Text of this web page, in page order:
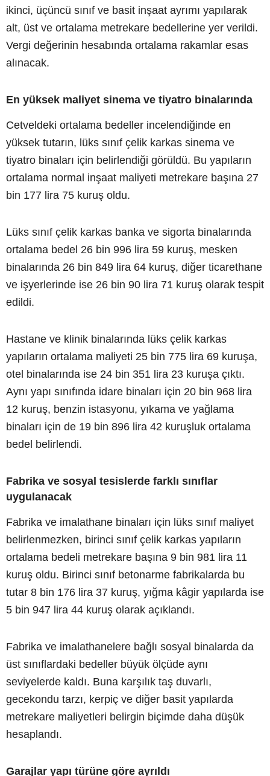
ikinci, üçüncü sınıf ve basit inşaat ayrımı yapılarak
alt, üst ve ortalama metrekare bedellerine yer verildi.
Vergi değerinin hesabında ortalama rakamlar esas
alınacak.
En yüksek maliyet sinema ve tiyatro binalarında
Cetveldeki ortalama bedeller incelendiğinde en
yüksek tutarın, lüks sınıf çelik karkas sinema ve
tiyatro binaları için belirlendiği görüldü. Bu yapıların
ortalama normal inşaat maliyeti metrekare başına 27
bin 177 lira 75 kuruş oldu.
Lüks sınıf çelik karkas banka ve sigorta binalarında
ortalama bedel 26 bin 996 lira 59 kuruş, mesken
binalarında 26 bin 849 lira 64 kuruş, diğer ticarethane
ve işyerlerinde ise 26 bin 90 lira 71 kuruş olarak tespit
edildi.
Hastane ve klinik binalarında lüks çelik karkas
yapıların ortalama maliyeti 25 bin 775 lira 69 kuruşa,
otel binalarında ise 24 bin 351 lira 23 kuruşa çıktı.
Aynı yapı sınıfında idare binaları için 20 bin 968 lira
12 kuruş, benzin istasyonu, yıkama ve yağlama
binaları için de 19 bin 896 lira 42 kuruşluk ortalama
bedel belirlendi.
Fabrika ve sosyal tesislerde farklı sınıflar
uygulanacak
Fabrika ve imalathane binaları için lüks sınıf maliyet
belirlenmezken, birinci sınıf çelik karkas yapıların
ortalama bedeli metrekare başına 9 bin 981 lira 11
kuruş oldu. Birinci sınıf betonarme fabrikalarda bu
tutar 8 bin 176 lira 37 kuruş, yığma kâgir yapılarda ise
5 bin 947 lira 44 kuruş olarak açıklandı.
Fabrika ve imalathanelere bağlı sosyal binalarda da
üst sınıflardaki bedeller büyük ölçüde aynı
seviyelerde kaldı. Buna karşılık taş duvarlı,
gecekondu tarzı, kerpiç ve diğer basit yapılarda
metrekare maliyetleri belirgin biçimde daha düşük
hesaplandı.
Garajlar yapı türüne göre ayrıldı